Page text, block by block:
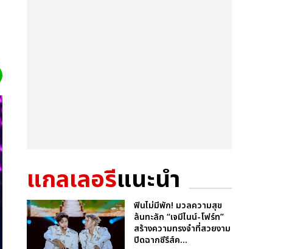
แกลเลอรีแนะนำ
ฟินไม่มีพัก! มวลความสุข
ล้นทะลัก “เจมีไนน์-โฟร์ท”
สร้างความทรงจำที่สวยงาม
ปิดฉากซีรีส์ค...